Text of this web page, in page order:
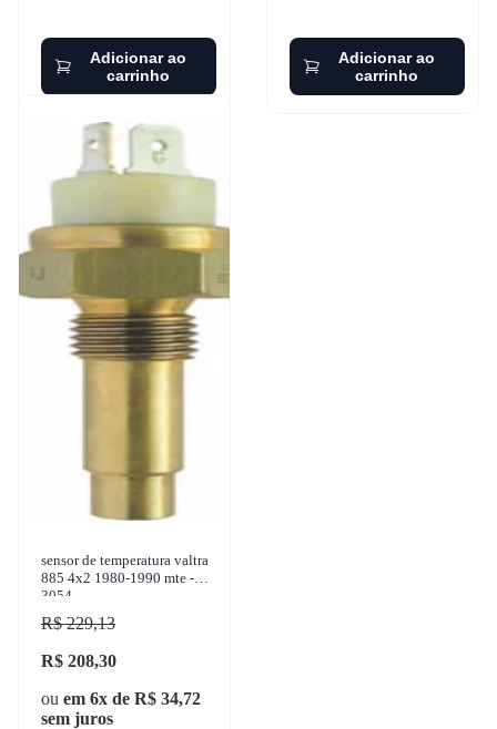
Adicionar ao
carrinho
Adicionar ao
carrinho
sensor de temperatura valtra
885 4x2 1980-1990 mte -
3054
R$ 229,13
R$ 208,30
ou em 6x de R$ 34,72
sem juros